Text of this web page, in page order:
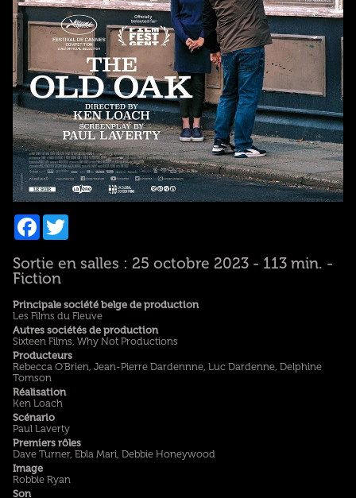
Facebook
Twitter
Sortie en salles : 25 octobre 2023 - 113 min. -
Fiction
Principale société belge de production
Les Films du Fleuve
Autres sociétés de production
Sixteen Films, Why Not Productions
Producteurs
Rebecca O'Brien, Jean-Pierre Dardennne, Luc Dardenne, Delphine
Tomson
Réalisation
Ken Loach
Scénario
Paul Laverty
Premiers rôles
Dave Turner, Ebla Mari, Debbie Honeywood
Image
Robbie Ryan
Son